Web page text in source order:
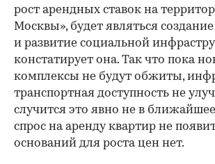
рост арендных ставок на
Москвы», будет являться
и развитие социальной
констатирует она. Так что пока
комплексы не будут обжиты,
транспортная доступность не
случится это явно не в
спрос на аренду квартир не
оснований для роста цен нет.